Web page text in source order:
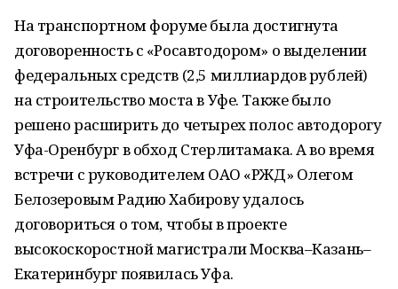
На транспортном форуме была достигнута
договоренность с «Росавтодором» о выделении
федеральных средств (2,5 миллиардов рублей)
на строительство моста в Уфе. Также было
решено расширить до четырех полос автодорогу
Уфа-Оренбург в обход Стерлитамака. А во время
встречи с руководителем ОАО «РЖД» Олегом
Белозеровым Радию Хабирову удалось
договориться о том, чтобы в проекте
высокоскоростной магистрали Москва–Казань–
Екатеринбург появилась Уфа.